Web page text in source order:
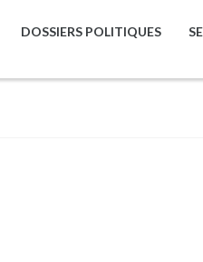
DOSSIERS POLITIQUES